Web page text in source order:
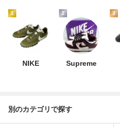
1
NIKE
2
Supreme
3
別のカテゴリで探す